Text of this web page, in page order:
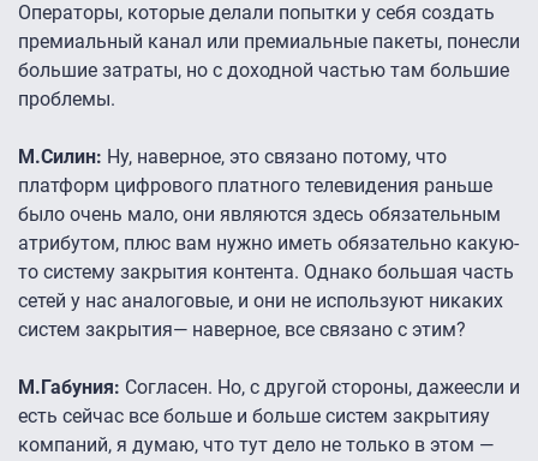
Операторы, которые делали попытки у себя создать
премиальный канал или премиальные пакеты, понесли
большие затраты, но с доходной частью там большие
проблемы.
М.Силин: Ну, наверное, это связано потому, что
платформ цифрового платного телевидения раньше
было очень мало, они являются здесь обязательным
атрибутом, плюс вам нужно иметь обязательно какую-
то систему закрытия контента. Однако большая часть
сетей у нас аналоговые, и они не используют никаких
систем закрытия— наверное, все связано с этим?
М.Габуния: Согласен. Но, с другой стороны, дажеесли и
есть сейчас все больше и больше систем закрытияу
компаний, я думаю, что тут дело не только в этом —